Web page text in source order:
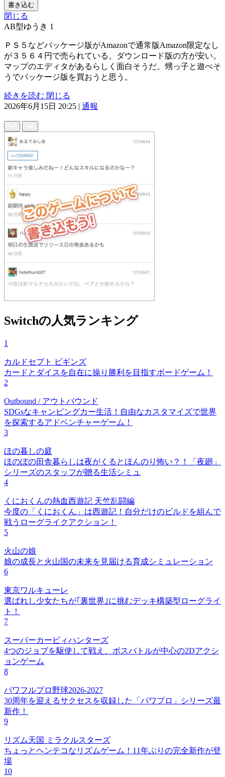
書き込む
閉じる
AB型ゆうき 1
ＰＳ５などパッケージ版がAmazonで通常版Amazon限定なし
が３５６４円で売られている。ダウンロード版の方が安い。
マップのエディタがあるらしく面白そうだ。甥っ子と遊べそ
うでパッケージ版を買おうと思う。
続きを読む 閉じる
2026年6月15日 20:25 | 通報
Switchの人気ランキング
1
カルドセプト ビギンズ
カードとダイスを自在に操り勝利を目指すボードゲーム！
2
Outbound / アウトバウンド
SDGsなキャンピングカー生活！自由なカスタマイズで世界
を探索するアドベンチャーゲーム！
3
ほの暮しの庭
ほのぼの田舎暮らしは夜がくるとほんのり怖い？！「夜廻」
シリーズのスタッフが贈る生活シミュ
4
くにおくんの熱血西遊記 天竺乱闘編
今度の「くにおくん」は西遊記！自分だけのビルドを組んで
戦うローグライクアクション！
5
火山の娘
娘の成長と火山国の未来を見届ける育成シミュレーション
6
東京ワルキューレ
選ばれし少女たちが｢裏世界｣に挑むデッキ構築型ローグライ
ト！
7
スーパーカービィハンターズ
4つのジョブを駆使して戦え、ボスバトルが中心の2Dアクシ
ョンゲーム
8
パワフルプロ野球2026-2027
30周年を迎えるサクセスを収録した「パワプロ」シリーズ最
新作！
9
リズム天国 ミラクルスターズ
ちょっとヘンテコなリズムゲーム！11年ぶりの完全新作が登
場
10